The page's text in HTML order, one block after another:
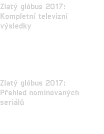
Zlatý glóbus 2017:
Kompletní televizní
výsledky
Zlatý glóbus 2017:
Přehled nominovaných
seriálů